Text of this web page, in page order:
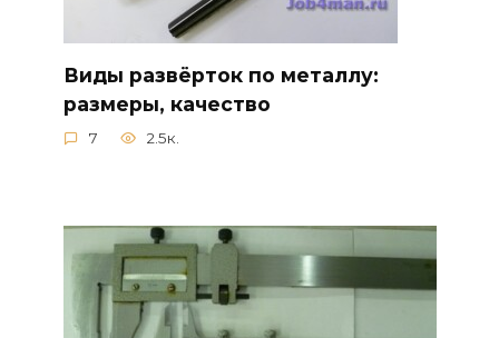
Виды развёрток по металлу:
размеры, качество
7 2.5к.